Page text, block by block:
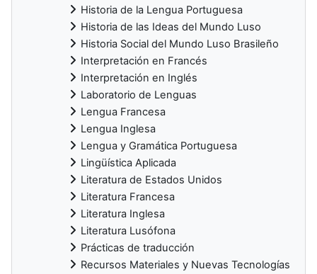
Historia de la Lengua Portuguesa
Historia de las Ideas del Mundo Luso
Historia Social del Mundo Luso Brasileño
Interpretación en Francés
Interpretación en Inglés
Laboratorio de Lenguas
Lengua Francesa
Lengua Inglesa
Lengua y Gramática Portuguesa
Lingüística Aplicada
Literatura de Estados Unidos
Literatura Francesa
Literatura Inglesa
Literatura Lusófona
Prácticas de traducción
Recursos Materiales y Nuevas Tecnologías